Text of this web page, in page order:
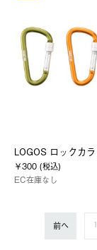
LOGOS ロックカ
￥300 (税込)
EC在庫なし
前へ 1